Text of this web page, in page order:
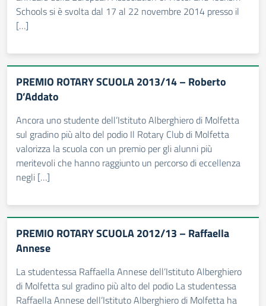
Schools si è svolta dal 17 al 22 novembre 2014 presso il
[…]
PREMIO ROTARY SCUOLA 2013/14 – Roberto
D’Addato
Ancora uno studente dell’Istituto Alberghiero di Molfetta
sul gradino più alto del podio Il Rotary Club di Molfetta
valorizza la scuola con un premio per gli alunni più
meritevoli che hanno raggiunto un percorso di eccellenza
negli […]
PREMIO ROTARY SCUOLA 2012/13 – Raffaella
Annese
La studentessa Raffaella Annese dell’Istituto Alberghiero
di Molfetta sul gradino più alto del podio La studentessa
Raffaella Annese dell’Istituto Alberghiero di Molfetta ha